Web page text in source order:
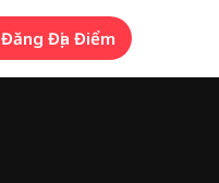
Đăng Địa Điểm